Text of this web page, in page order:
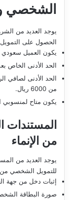
الشخصي
يوجد العديد من
الحصول على
يكون العميل سعودي
الحد الأدنى الخاص بعمر
الحد الأدنى لصافي
من 6000 ريال.
يكون متاح لمنسوبي
المستندات
من الإنماء
يوجد العديد من
للتمويل الشخصي من
إثبات دخل من جهة
صورة البطاقة